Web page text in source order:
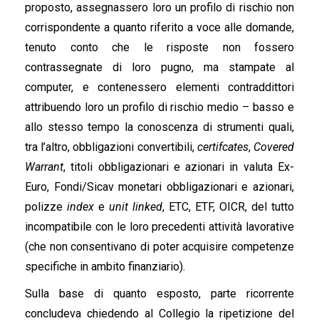
proposto, assegnassero loro un profilo di rischio non
corrispondente a quanto riferito a voce alle domande,
tenuto conto che le risposte non fossero
contrassegnate di loro pugno, ma stampate al
computer, e contenessero elementi contraddittori
attribuendo loro un profilo di rischio medio – basso e
allo stesso tempo la conoscenza di strumenti quali,
tra l’altro, obbligazioni convertibili, certifcates, Covered
Warrant, titoli obbligazionari e azionari in valuta Ex-
Euro, Fondi/Sicav monetari obbligazionari e azionari,
polizze index e unit linked, ETC, ETF, OICR, del tutto
incompatibile con le loro precedenti attività lavorative
(che non consentivano di poter acquisire competenze
specifiche in ambito finanziario).
Sulla base di quanto esposto, parte ricorrente
concludeva chiedendo al Collegio la ripetizione del